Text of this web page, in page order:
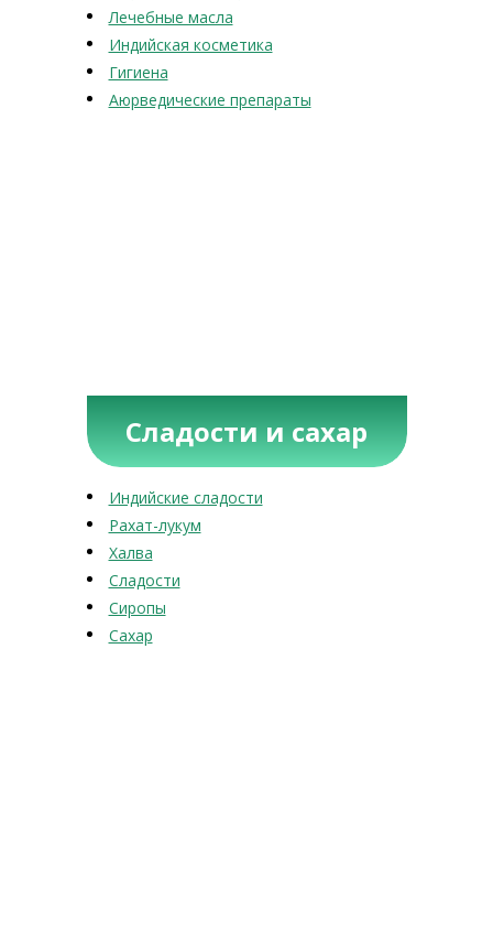
Лечебные масла
Индийская косметика
Гигиена
Аюрведические препараты
Сладости и сахар
Индийские сладости
Рахат-лукум
Халва
Сладости
Сиропы
Сахар